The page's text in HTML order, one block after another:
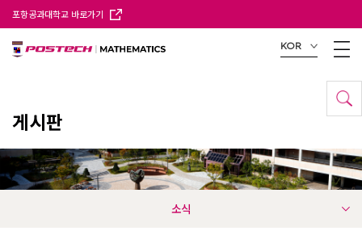
포항공과대학교 바로가기
KOR
게시판
소식